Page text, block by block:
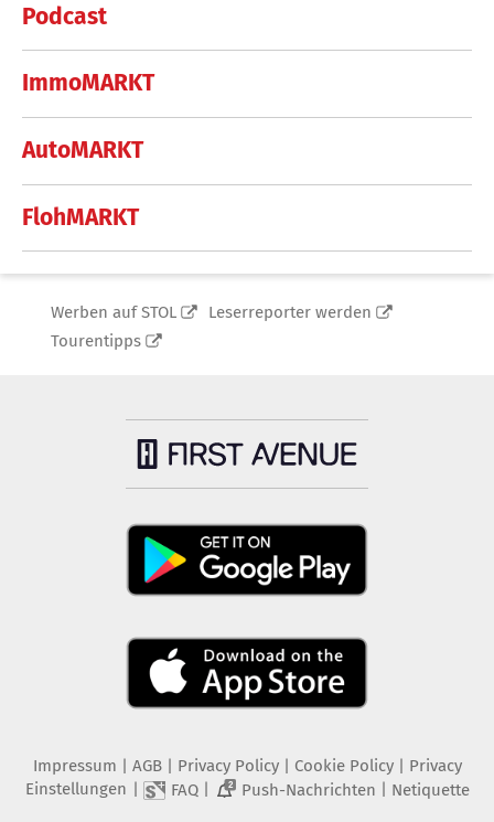
Podcast
ImmoMARKT
AutoMARKT
FlohMARKT
Werben auf STOL
Leserreporter werden
Tourentipps
Impressum AGB Privacy Policy| Cookie Policy| Privacy
Einstellungen
FAQ| 2 Push-Nachrichten Netiquette